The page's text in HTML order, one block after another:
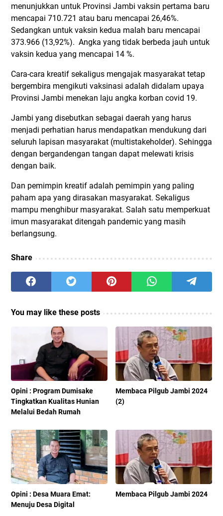
menunjukkan untuk Provinsi Jambi vaksin pertama baru
mencapai 710.721 atau baru mencapai 26,46%.
Sedangkan untuk vaksin kedua malah baru mencapai
373.966 (13,92%). Angka yang tidak berbeda jauh untuk
vaksin kedua yang mencapai 14 %.
Cara-cara kreatif sekaligus mengajak masyarakat tetap
bergembira mengikuti vaksinasi adalah didalam upaya
Provinsi Jambi menekan laju angka korban covid 19.
Jambi yang disebutkan sebagai daerah yang harus
menjadi perhatian harus mendapatkan mendukung dari
seluruh lapisan masyarakat (multistakeholder). Sehingga
dengan bergandengan tangan dapat melewati krisis
dengan baik.
Dan pemimpin kreatif adalah pemimpin yang paling
paham apa yang dirasakan masyarakat. Sekaligus
mampu menghibur masyarakat. Salah satu memperkuat
imun masyarakat ditengah pandemic yang masih
berlangsung.
Share
You may like these posts
Opini : Program Dumisake
Tingkatkan Kualitas Hunian
Melalui Bedah Rumah
Membaca Pilgub Jambi 2024
(2)
Opini : Desa Muara Emat:
Menuju Desa Digital
Membaca Pilgub Jambi 2024